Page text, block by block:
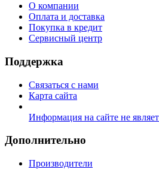
О компании
Оплата и доставка
Покупка в кредит
Сервисный центр
Поддержка
Связаться с нами
Карта сайта
Информация на сайте не
Дополнительно
Производители